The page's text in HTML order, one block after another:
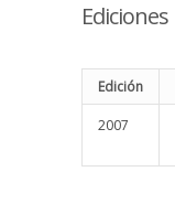
Ediciones
Edición
2007